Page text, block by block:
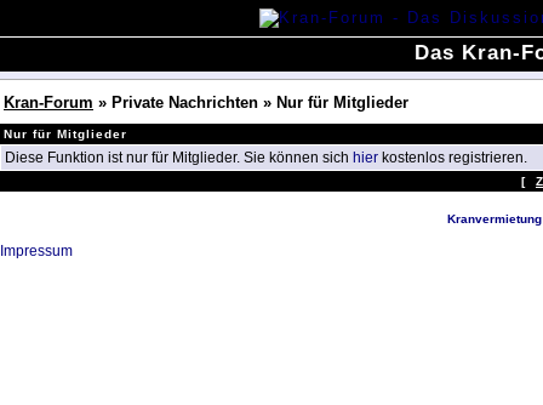
Das Kran-
Kran-Forum » Private Nachrichten » Nur für Mitglieder
Nur für Mitglieder
Diese Funktion ist nur für Mitglieder. Sie können sich hier kostenlos registrieren.
[
Kranvermietung
Impressum